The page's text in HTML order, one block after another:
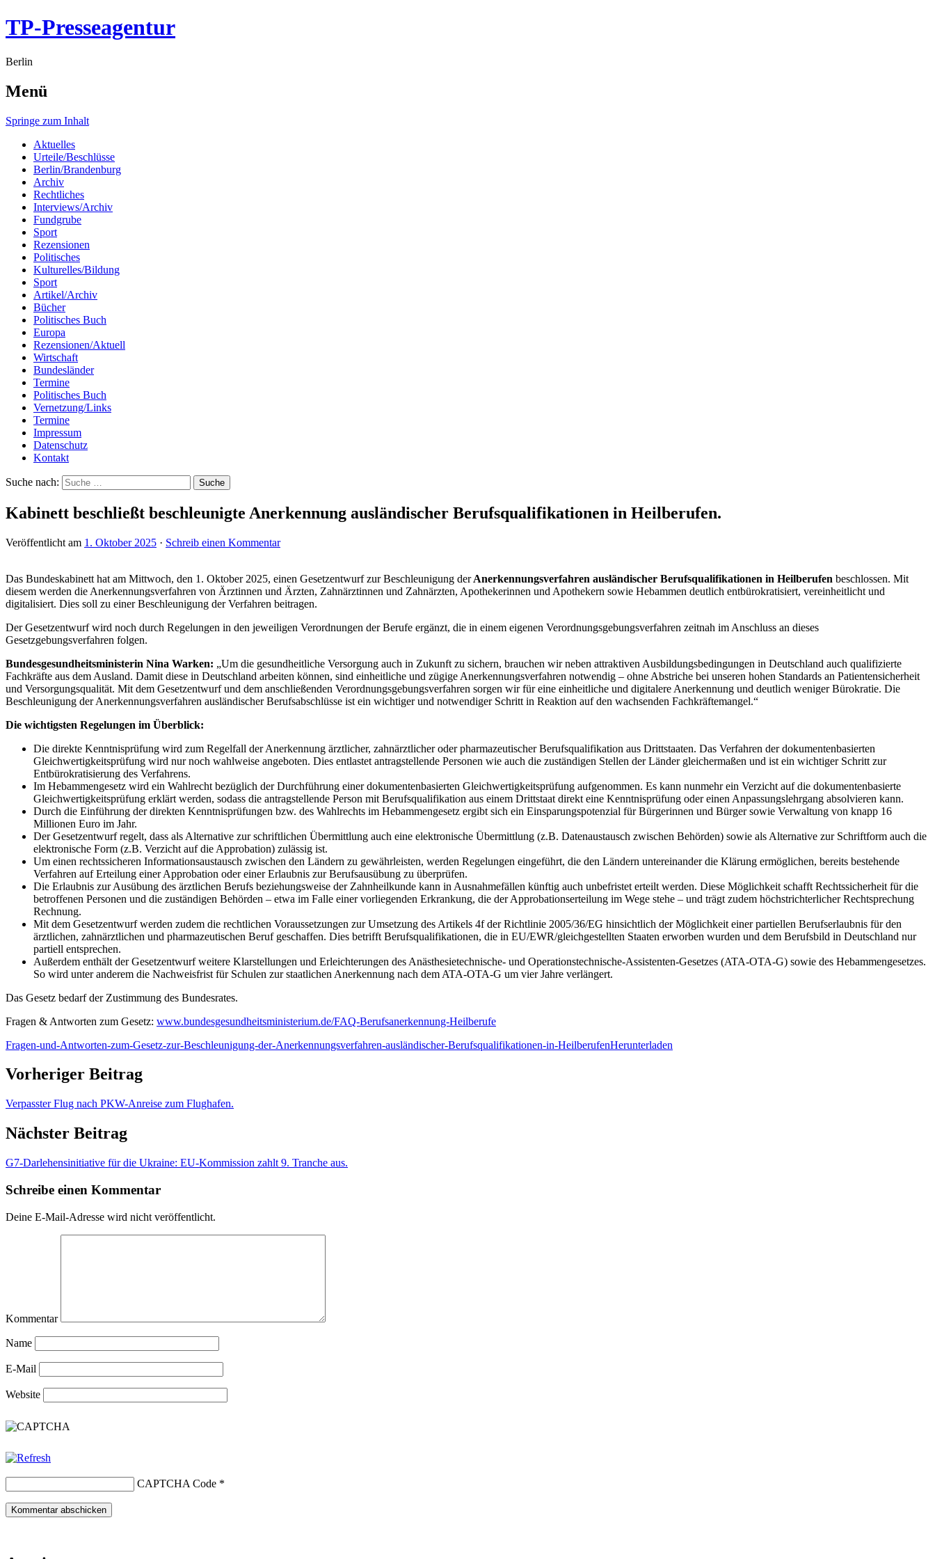
TP-Presseagentur
Berlin
Menü
Springe zum Inhalt
Aktuelles
Urteile/Beschlüsse
Berlin/Brandenburg
Archiv
Rechtliches
Interviews/Archiv
Fundgrube
Sport
Rezensionen
Politisches
Kulturelles/Bildung
Sport
Artikel/Archiv
Bücher
Politisches Buch
Europa
Rezensionen/Aktuell
Wirtschaft
Bundesländer
Termine
Politisches Buch
Vernetzung/Links
Termine
Impressum
Datenschutz
Kontakt
Suche nach:
Kabinett beschließt beschleunigte Anerkennung ausländischer Berufsqualifikationen in Heilberufen.
Veröffentlicht am 1. Oktober 2025 · Schreib einen Kommentar
Das Bundeskabinett hat am Mittwoch, den 1. Oktober 2025, einen Gesetzentwurf zur Beschleunigung derAnerkennungsverfahren ausländischer Berufsqualifikationen in Heilberufen beschlossen. Mit
diesem werden die Anerkennungsverfahren von Ärztinnen und Ärzten, Zahnärztinnen und Zahnärzten, Apothekerinnen und Apothekern sowie Hebammen deutlich entbürokratisiert, vereinheitlicht und
digitalisiert. Dies soll zu einer Beschleunigung der Verfahren beitragen.
Der Gesetzentwurf wird noch durch Regelungen in den jeweiligen Verordnungen der Berufe ergänzt, die in einem eigenen Verordnungsgebungsverfahren zeitnah im Anschluss an dieses
Gesetzgebungsverfahren folgen.
Bundesgesundheitsministerin Nina Warken: „Um die gesundheitliche Versorgung auch in Zukunft zu sichern, brauchen wir neben attraktiven Ausbildungsbedingungen in Deutschland auch qualifizierte
Fachkräfte aus dem Ausland. Damit diese in Deutschland arbeiten können, sind einheitliche und zügige Anerkennungsverfahren notwendig ­– ohne Abstriche bei unseren hohen Standards an Patientensicherheit
und Versorgungsqualität. Mit dem Gesetzentwurf und dem anschließenden Verordnungsgebungsverfahren sorgen wir für eine einheitliche und digitalere Anerkennung und deutlich weniger Bürokratie. Die
Beschleunigung der Anerkennungsverfahren ausländischer Berufsabschlüsse ist ein wichtiger und notwendiger Schritt in Reaktion auf den wachsenden Fachkräftemangel.“
Die wichtigsten Regelungen im Überblick:
Die direkte Kenntnisprüfung wird zum Regelfall der Anerkennung ärztlicher, zahnärztlicher oder pharmazeutischer Berufsqualifikation aus Drittstaaten. Das Verfahren der dokumentenbasierten
Gleichwertigkeitsprüfung wird nur noch wahlweise angeboten. Dies entlastet antragstellende Personen wie auch die zuständigen Stellen der Länder gleichermaßen und ist ein wichtiger Schritt zur
Entbürokratisierung des Verfahrens.
Im Hebammengesetz wird ein Wahlrecht bezüglich der Durchführung einer dokumentenbasierten Gleichwertigkeitsprüfung aufgenommen. Es kann nunmehr ein Verzicht auf die dokumentenbasierte
Gleichwertigkeitsprüfung erklärt werden, sodass die antragstellende Person mit Berufsqualifikation aus einem Drittstaat direkt eine Kenntnisprüfung oder einen Anpassungslehrgang absolvieren kann.
Durch die Einführung der direkten Kenntnisprüfungen bzw. des Wahlrechts im Hebammengesetz ergibt sich ein Einsparungspotenzial für Bürgerinnen und Bürger sowie Verwaltung von knapp 16
Millionen Euro im Jahr.
Der Gesetzentwurf regelt, dass als Alternative zur schriftlichen Übermittlung auch eine elektronische Übermittlung (z.B. Datenaustausch zwischen Behörden) sowie als Alternative zur Schriftform auch die
elektronische Form (z.B. Verzicht auf die Approbation) zulässig ist.
Um einen rechtssicheren Informationsaustausch zwischen den Ländern zu gewährleisten, werden Regelungen eingeführt, die den Ländern untereinander die Klärung ermöglichen, bereits bestehende
Verfahren auf Erteilung einer Approbation oder einer Erlaubnis zur Berufsausübung zu überprüfen.
Die Erlaubnis zur Ausübung des ärztlichen Berufs beziehungsweise der Zahnheilkunde kann in Ausnahmefällen künftig auch unbefristet erteilt werden. Diese Möglichkeit schafft Rechtssicherheit für die
betroffenen Personen und die zuständigen Behörden – etwa im Falle einer vorliegenden Erkrankung, die der Approbationserteilung im Wege stehe – und trägt zudem höchstrichterlicher Rechtsprechung
Rechnung.
Mit dem Gesetzentwurf werden zudem die rechtlichen Voraussetzungen zur Umsetzung des Artikels 4f der Richtlinie 2005/36/EG hinsichtlich der Möglichkeit einer partiellen Berufserlaubnis für den
ärztlichen, zahnärztlichen und pharmazeutischen Beruf geschaffen. Dies betrifft Berufsqualifikationen, die in EU/EWR/gleichgestellten Staaten erworben wurden und dem Berufsbild in Deutschland nur
partiell entsprechen.
Außerdem enthält der Gesetzentwurf weitere Klarstellungen und Erleichterungen des Anästhesietechnische- und Operationstechnische-Assistenten-Gesetzes (ATA-OTA-G) sowie des Hebammengesetzes.
So wird unter anderem die Nachweisfrist für Schulen zur staatlichen Anerkennung nach dem ATA-OTA-G um vier Jahre verlängert.
Das Gesetz bedarf der Zustimmung des Bundesrates.
Fragen & Antworten zum Gesetz: www.bundesgesundheitsministerium.de/FAQ-Berufsanerkennung-Heilberufe
Fragen-und-Antworten-zum-Gesetz-zur-Beschleunigung-der-Anerkennungsverfahren-ausländischer-Berufsqualifikationen-in-HeilberufenHerunterladen
Vorheriger Beitrag
Verpasster Flug nach PKW-Anreise zum Flughafen.
Nächster Beitrag
G7-Darlehensinitiative für die Ukraine: EU-Kommission zahlt 9. Tranche aus.
Schreibe einen Kommentar
Deine E-Mail-Adresse wird nicht veröffentlicht.
Kommentar
Name
E-Mail
Website
CAPTCHA Code *